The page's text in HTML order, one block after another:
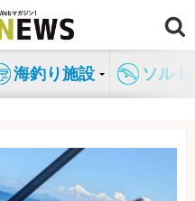
海釣り施設 ソル